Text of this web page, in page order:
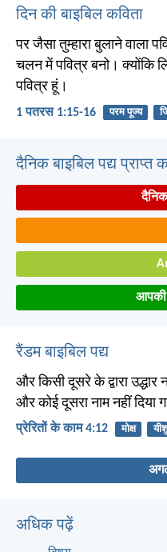
दिन की बाइबिल कविता
पर जैसा तुम्हारा बुलाने वाला
चलन में पवित्र बनो। क्योंकि
पवित्र हूं।
1 पतरस 1:15-16 परम पूज्य
दैनिक बाइबिल पद्य प्राप्त
आपकी
रैंडम बाइबिल पद्य
और किसी दूसरे के द्वारा उद्धार
और कोई दूसरा नाम नहीं दिया
प्रेरितों के काम 4:12 मोक्ष यीशु
अधिक पढ़ें